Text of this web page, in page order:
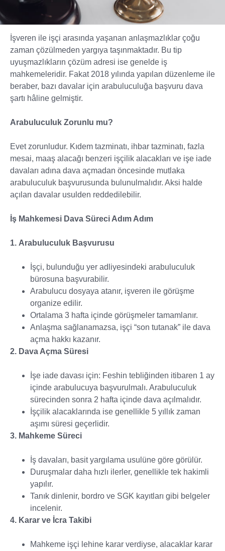
İşveren ile işçi arasında yaşanan anlaşmazlıklar çoğu
zaman çözülmeden yargıya taşınmaktadır. Bu tip
uyuşmazlıkların çözüm adresi ise genelde iş
mahkemeleridir. Fakat 2018 yılında yapılan düzenleme ile
beraber, bazı davalar için arabuluculuğa başvuru dava
şartı hâline gelmiştir.
Arabuluculuk Zorunlu mu?
Evet zorunludur. Kıdem tazminatı, ihbar tazminatı, fazla
mesai, maaş alacağı benzeri işçilik alacakları ve işe iade
davaları adına dava açmadan öncesinde mutlaka
arabuluculuk başvurusunda bulunulmalıdır. Aksi halde
açılan davalar usulden reddedilebilir.
İş Mahkemesi Dava Süreci Adım Adım
1. Arabuluculuk Başvurusu
İşçi, bulunduğu yer adliyesindeki arabuluculuk
bürosuna başvurabilir.
Arabulucu dosyaya atanır, işveren ile görüşme
organize edilir.
Ortalama 3 hafta içinde görüşmeler tamamlanır.
Anlaşma sağlanamazsa, işçi “son tutanak” ile dava
açma hakkı kazanır.
2. Dava Açma Süresi
İşe iade davası için: Feshin tebliğinden itibaren 1 ay
içinde arabulucuya başvurulmalı. Arabuluculuk
sürecinden sonra 2 hafta içinde dava açılmalıdır.
İşçilik alacaklarında ise genellikle 5 yıllık zaman
aşımı süresi geçerlidir.
3. Mahkeme Süreci
İş davaları, basit yargılama usulüne göre görülür.
Duruşmalar daha hızlı ilerler, genellikle tek hakimli
yapılır.
Tanık dinlenir, bordro ve SGK kayıtları gibi belgeler
incelenir.
4. Karar ve İcra Takibi
Mahkeme işçi lehine karar verdiyse, alacaklar karar